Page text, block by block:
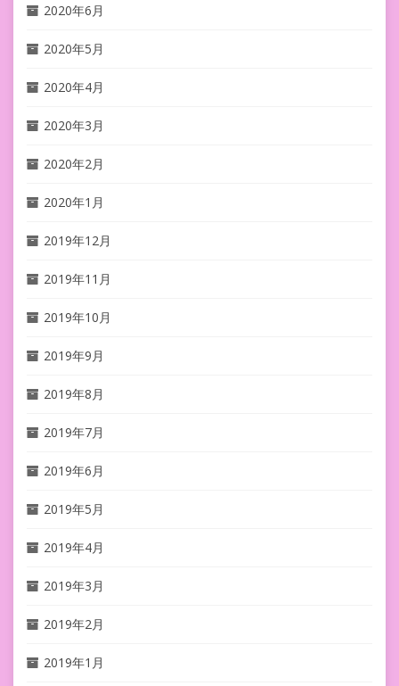
2020年6月
2020年5月
2020年4月
2020年3月
2020年2月
2020年1月
2019年12月
2019年11月
2019年10月
2019年9月
2019年8月
2019年7月
2019年6月
2019年5月
2019年4月
2019年3月
2019年2月
2019年1月